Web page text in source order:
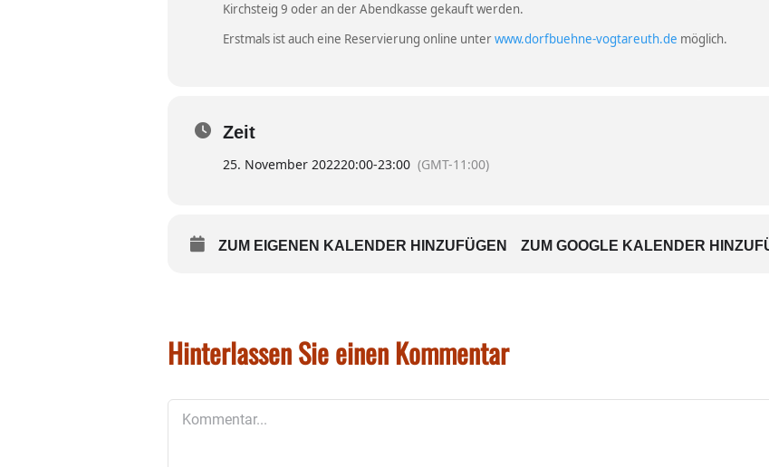
Kirchsteig 9 oder an der Abendkasse gekauft werden.
Erstmals ist auch eine Reservierung online unterwww.dorfbuehne-vogtareuth.de möglich.
Zeit
25. November 202220:00-23:00 (GMT-11:00)
ZUM EIGENEN KALENDER HINZUFÜGEN ZUM GOOGLE KALENDER
Hinterlassen Sie einen Kommentar